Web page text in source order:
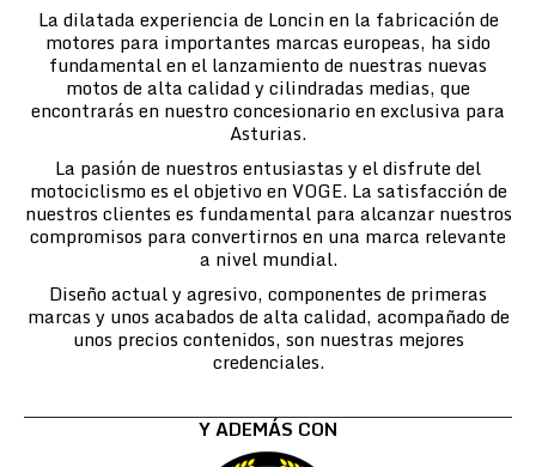
La dilatada experiencia de Loncin en la fabricación de
motores para importantes marcas europeas, ha sido
fundamental en el lanzamiento de nuestras nuevas
motos de alta calidad y cilindradas medias, que
encontrarás en nuestro concesionario en exclusiva para
Asturias.
La pasión de nuestros entusiastas y el disfrute del
motociclismo es el objetivo en VOGE. La satisfacción de
nuestros clientes es fundamental para alcanzar nuestros
compromisos para convertirnos en una marca relevante
a nivel mundial.
Diseño actual y agresivo, componentes de primeras
marcas y unos acabados de alta calidad, acompañado de
unos precios contenidos, son nuestras mejores
credenciales.
Y ADEMÁS CON